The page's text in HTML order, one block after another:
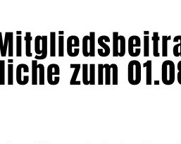
zum